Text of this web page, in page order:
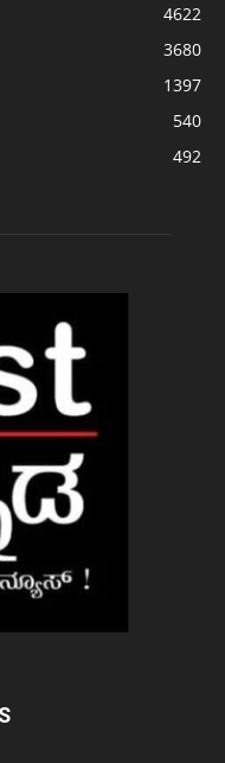
4622
3680
1397
540
492